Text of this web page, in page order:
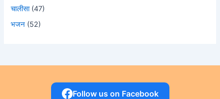
चालीसा(47)
भजन (52)
Follow us on Facebook